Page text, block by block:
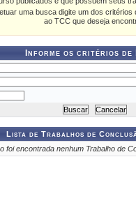
uma busca digite um dos
ao TCC que deseja
Informe os critérios de
Lista de Trabalhos de
foi encontrada nenhum Trabalho de